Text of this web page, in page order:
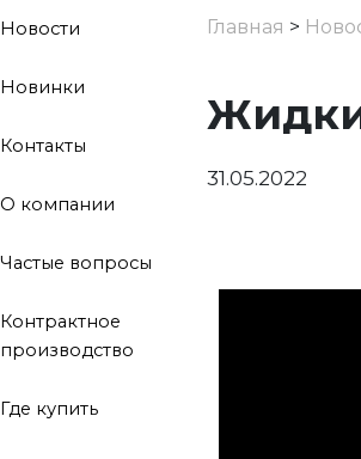
Новости
Новинки
Контакты
О компании
Частые вопросы
Контрактное
производство
Где купить
Главная >
31.05.2022